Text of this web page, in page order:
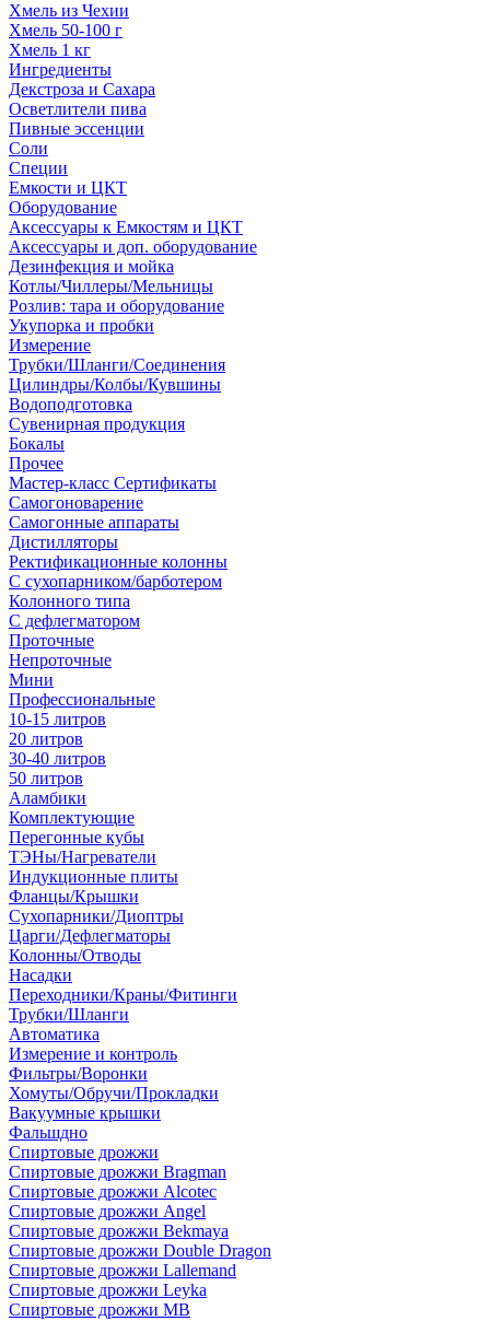
Хмель из Чехии
Хмель 50-100 г
Хмель 1 кг
Ингредиенты
Декстроза и Сахара
Осветлители пива
Пивные эссенции
Соли
Специи
Емкости и ЦКТ
Оборудование
Аксессуары к Емкостям и ЦКТ
Аксессуары и доп. оборудование
Дезинфекция и мойка
Котлы/Чиллеры/Мельницы
Розлив: тара и оборудование
Укупорка и пробки
Измерение
Трубки/Шланги/Соединения
Цилиндры/Колбы/Кувшины
Водоподготовка
Сувенирная продукция
Бокалы
Прочее
Мастер-класс Сертификаты
Самогоноварение
Самогонные аппараты
Дистилляторы
Ректификационные колонны
С сухопарником/барботером
Колонного типа
С дефлегматором
Проточные
Непроточные
Мини
Профессиональные
10-15 литров
20 литров
30-40 литров
50 литров
Аламбики
Комплектующие
Перегонные кубы
ТЭНы/Нагреватели
Индукционные плиты
Фланцы/Крышки
Сухопарники/Диоптры
Царги/Дефлегматоры
Колонны/Отводы
Насадки
Переходники/Краны/Фитинги
Трубки/Шланги
Автоматика
Измерение и контроль
Фильтры/Воронки
Хомуты/Обручи/Прокладки
Вакуумные крышки
Фальшдно
Спиртовые дрожжи
Спиртовые дрожжи Bragman
Спиртовые дрожжи Alcotec
Спиртовые дрожжи Angel
Спиртовые дрожжи Bekmaya
Спиртовые дрожжи Double Dragon
Спиртовые дрожжи Lallemand
Спиртовые дрожжи Leyka
Спиртовые дрожжи MB